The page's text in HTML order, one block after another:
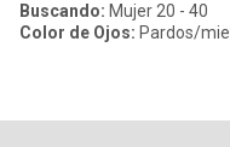
Buscando: Mujer 20 - 40
Color de Ojos: Pardos/miel